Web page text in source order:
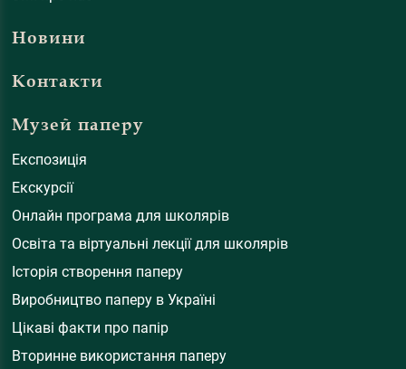
Новини
Контакти
Музей паперу
Експозиція
Екскурсії
Онлайн програма для школярів
Освіта та віртуальні лекції для школярів
Історія створення паперу
Виробництво паперу в Україні
Цікаві факти про папір
Вторинне використання паперу